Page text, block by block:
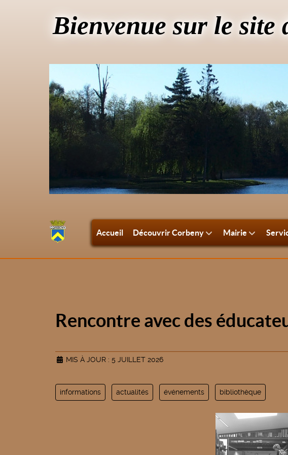
Bienvenue sur le site
Accueil Découvrir Corbeny Mairie
Rencontre avec des
MIS À JOUR : 5 JUILLET 2026
informations actualités événements bibliothèque